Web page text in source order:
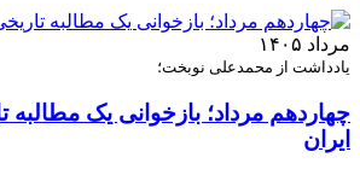
مرداد ۱۴۰۵
یادداشت از محمدعلی نوبخت؛
چهاردهم مرداد؛ بازخوانی یک مطالبه
ایران